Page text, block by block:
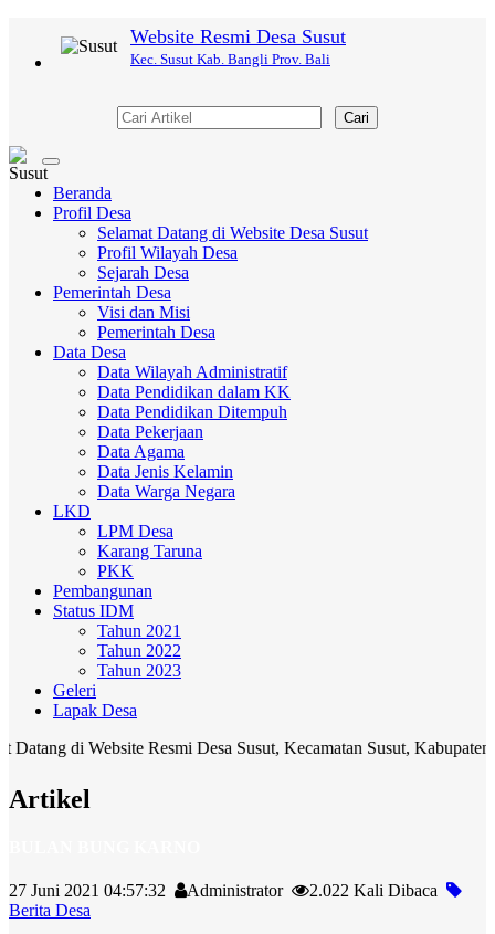
Website Resmi Desa Susut
Kec. Susut Kab. Bangli Prov. Bali
Cari
Toggle
navigation
Beranda
Profil Desa
Selamat Datang di Website Desa Susut
Profil Wilayah Desa
Sejarah Desa
Pemerintah Desa
Visi dan Misi
Pemerintah Desa
Data Desa
Data Wilayah Administratif
Data Pendidikan dalam KK
Data Pendidikan Ditempuh
Data Pekerjaan
Data Agama
Data Jenis Kelamin
Data Warga Negara
LKD
LPM Desa
Karang Taruna
PKK
Pembangunan
Status IDM
Tahun 2021
Tahun 2022
Tahun 2023
Geleri
Lapak Desa
di Website Resmi Desa Susut, Kecamatan Susut, Kabupaten
Artikel
27 Juni 2021 04:57:32 Administrator
2.022 Kali Dibaca
Berita Desa